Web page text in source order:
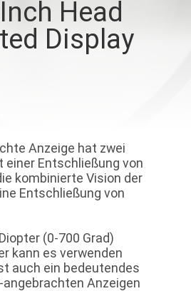
Head
Display
Anzeige hat zwei
einer Entschließung von
kombinierte Vision der
Entschließung von
(0-700 Grad)
kann es verwenden
auch ein bedeutendes
Anzeigen